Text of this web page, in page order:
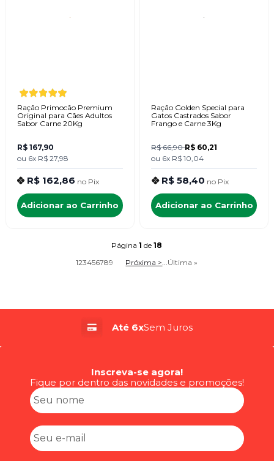
Ração Primocão Premium
Original para Cães Adultos
Sabor Carne 20Kg
R$ 167,90
ou 6x R$ 27,98
R$ 162,86 no Pix
Adicionar ao Carrinho
Ração Golden Special para
Gatos Castrados Sabor
Frango e Carne 3Kg
R$ 66,90R$ 60,21
ou 6x R$ 10,04
R$ 58,40 no Pix
Adicionar ao Carrinho
Página1 de18
123456789 Próxima > Última »
Até 6xSem Juros
Inscreva-se agora!
Fique por dentro das novidades e promoções!